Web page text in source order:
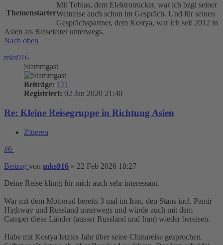
Themenstarter
Mit Tobias, dem Elektrotrucker, war ich bzgl seiner
Weltreise auch schon im Gespräch. Und für seinen
Gesprächspartner, dem Kostya, war ich seit 2012 in
Asien als Reiseleiter unterwegs.
Nach oben
mks916
Stammgast
Beiträge: 171
Registriert: 02 Jan 2020 21:40
Re: Kleine Reisegruppe in Richtung Asien
Zitieren
#6
Beitrag von mks916 » 22 Feb 2026 18:27
Deine Reise klingt für mich auch sehr interessant.
War mit dem Motorrad bereits 3 mal im Iran, den Stans incl. Pamir
Highway und Russland unterwegs und würde auch mit dem
Camper diese Länder (ausser Russland und Iran) wieder bereisen.
Habe mit Kostya letztes Jahr über seine Chinareise gesprochen.